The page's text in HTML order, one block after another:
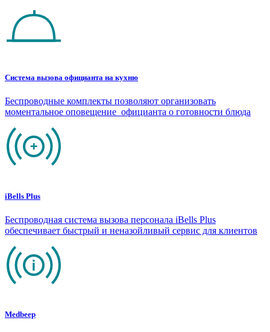
Система вызова официанта на кухню
Беспроводные комплекты позволяют организовать
моментальное оповещение официанта о готовности блюда
iBells Plus
Беспроводная система вызова персонала iBells Plus
обеспечивает быстрый и неназойливый сервис для клиентов
Medbeep